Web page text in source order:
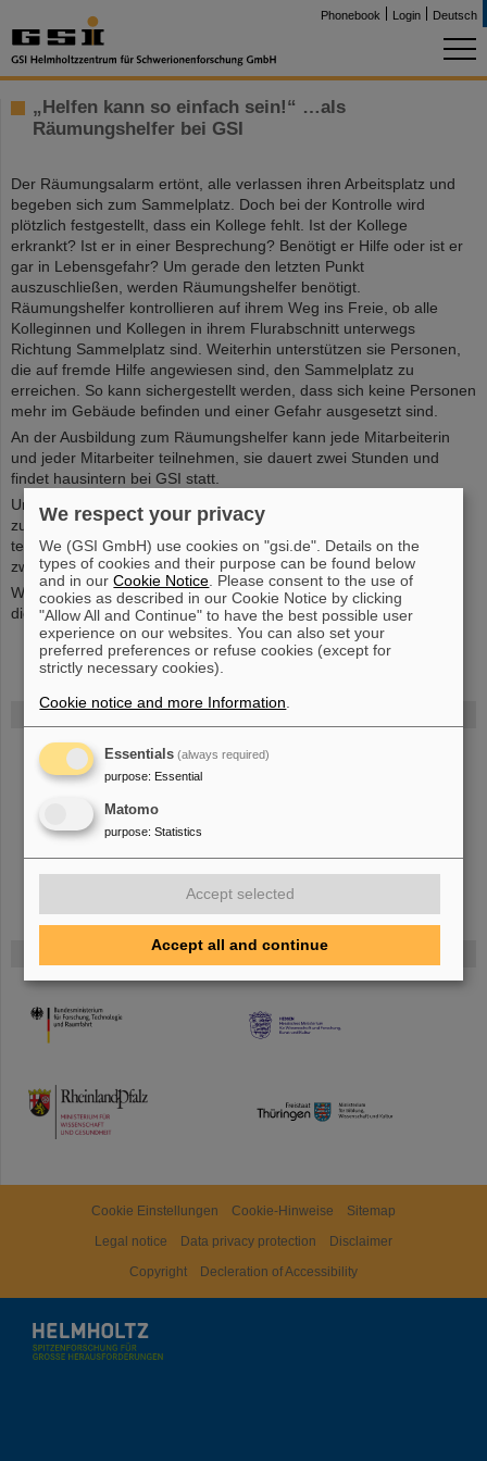
Phonebook Login Deutsch
FAIR
Bei GSI entsteht das neue Beschleunigerzentrum FAIR.
Erfahren Sie mehr.
HMWK
TMWWDG
„Helfen kann so einfach sein!“ …als
Räumungshelfer bei GSI
Der Räumungsalarm ertönt, alle verlassen ihren Arbeitsplatz und
begeben sich zum Sammelplatz. Doch bei der Kontrolle wird
plötzlich festgestellt, dass ein Kollege fehlt. Ist der Kollege
erkrankt? Ist er in einer Besprechung? Benötigt er Hilfe oder ist er
gar in Lebensgefahr? Um gerade den letzten Punkt
auszuschließen, werden Räumungshelfer benötigt.
Räumungshelfer kontrollieren auf ihrem Weg ins Freie, ob alle
Kolleginnen und Kollegen in ihrem Flurabschnitt unterwegs
Richtung Sammelplatz sind. Weiterhin unterstützen sie Personen,
die auf fremde Hilfe angewiesen sind, den Sammelplatz zu
erreichen. So kann sichergestellt werden, dass sich keine Personen
mehr im Gebäude befinden und einer Gefahr ausgesetzt sind.
An der Ausbildung zum Räumungshelfer kann jede Mitarbeiterin
und jeder Mitarbeiter teilnehmen, sie dauert zwei Stunden und
findet hausintern bei GSI statt.
Um die Fertigkeiten als Räumungshelfer auf dem aktuellen Stand
zu halten, soll alle zwei Jahre an einem Auffrischungskurs
teilgenommen werden. Dieser Auffrischungskurs dauert ebenfalls
zwei Stunden und findet auch bei GSI statt.
Wenn Sie Räumungshelfer werden möchten, wenden Sie sich an
die Brandschutzbeauftragten unter
brandschutz(at)gsi.de
Cookie Einstellungen Cookie-Hinweise
Sitemap
Legal notice
Data privacy protection
Disclaimer
Copyright
Decleration of Accessibility
We respect your privacy
We (GSI GmbH) use cookies on "gsi.de". Details on the
types of cookies and their purpose can be found below
and in ourCookie Notice . Please consent to the use of
cookies as described in our Cookie Notice by clicking
"Allow All and Continue" to have the best possible user
experience on our websites. You can also set your
preferred preferences or refuse cookies (except for
strictly necessary cookies).
Cookie notice and more Information
Essentials (always required)
purpose: Essential
Matomo
purpose: Statistics
Accept selected
Accept all and continue